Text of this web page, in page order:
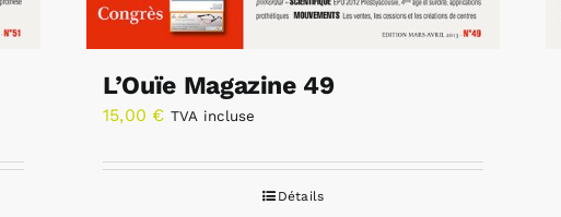
L’Ouïe Magazine 49
15,00 € TVA incluse
Détails